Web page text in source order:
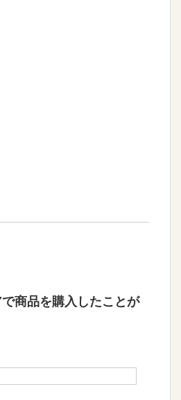
商品を購入したことが